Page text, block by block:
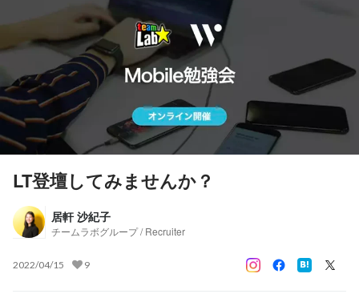
LT登壇してみませんか？
居軒 沙紀子
チームラボグループ / Recruiter
2022/04/15 9